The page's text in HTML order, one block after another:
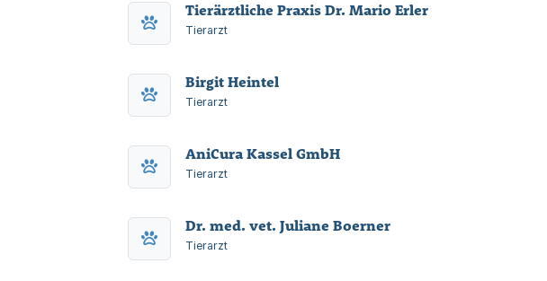
Tierärztliche Praxis Dr. Mario Erler
Tierarzt
Birgit Heintel
Tierarzt
AniCura Kassel GmbH
Tierarzt
Dr. med. vet. Juliane Boerner
Tierarzt